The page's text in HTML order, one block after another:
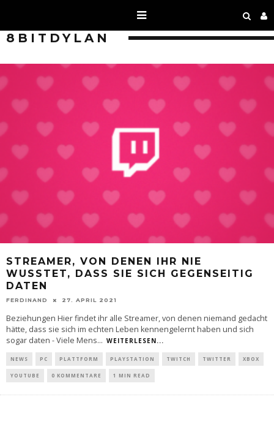
8BITDYLAN
STREAMER, VON DENEN IHR NIE
WUSSTET, DASS SIE SICH GEGENSEITIG
DATEN
FERDINAND 27. APRIL 2021
Beziehungen Hier findet ihr alle Streamer, von denen niemand gedacht
hätte, dass sie sich im echten Leben kennengelernt haben und sich
sogar daten - Viele Mens... WEITERLESEN...
NEWS PC PLATTFORM PLAYSTATION TWITCH TWITTER XBOX
YOUTUBE 0 KOMMENTARE 1 MIN READ